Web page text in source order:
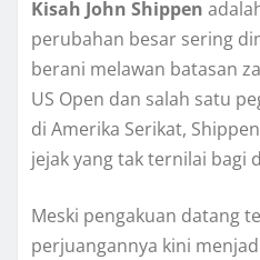
Kisah John Shippen
perubahan besar sering
berani melawan batasan
US Open dan salah satu
di Amerika Serikat,
jejak yang tak ternilai bagi
Meski pengakuan datang
perjuangannya kini